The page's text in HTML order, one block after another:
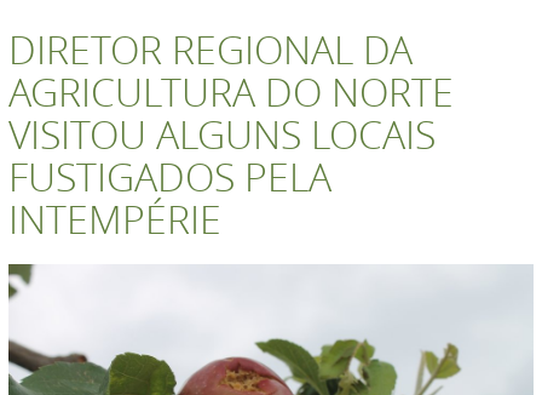
DIRETOR REGIONAL DA
AGRICULTURA DO NORTE
VISITOU ALGUNS LOCAIS
FUSTIGADOS PELA
INTEMPÉRIE